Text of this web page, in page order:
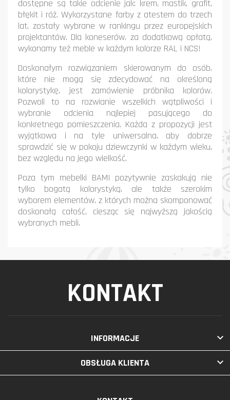
dostępne są takie odcienie jak: krem, mastik, grafit,
błękit i róż. Wykorzystane farby z atestem do trzech
lat, zostały wybrane w rankingu przez europejskich
projektantów. Dla koneserów, za dodatkową opłatą,
wykonamy też meble w każdym kolorze RAL i NCS!
Doskonałym rozwiązaniem skierowanym do osób,
które nie mogą się zdecydować na określoną
kolorystykę, jest zamówienie próbnika kolorów.
Pozwoli to na rozwianie wszelkich wątpliwości i
wybranie odcienia najlepiej pasującego do
konkretnego pomieszczenia. Każda z propozycji jest
wyjątkowa i na tyle uniwersalna, aby dobrze
sprawdzić się w pokoju dziewczynki w każdym wieku,
bez względu na jego wielkość.
Poza tym mebelki BAMI pozytywnie zaskakują nie
tylko bogatą kolorystyką, ale także szerokim
wyborem elementów, z których można skomponować
doskonałą całość, ciesząc się najwyższą jakością
wybranych mebli.
KONTAKT
INFORMACJE 
OBSŁUGA KLIENTA 